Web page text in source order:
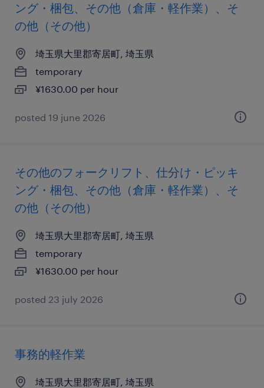
ング・梱包、その他（倉庫・軽作業）、そ
の他（その他）
埼玉県大里郡寄居町, 埼玉県
temporary
¥1630.00 per hour
posted 19 june 2026
その他のフォークリフト、仕分け・ピッキ
ング・梱包、その他（倉庫・軽作業）、そ
の他（その他）
埼玉県大里郡寄居町, 埼玉県
temporary
¥1630.00 per hour
posted 23 july 2026
事務的軽作業
埼玉県大里郡寄居町, 埼玉県